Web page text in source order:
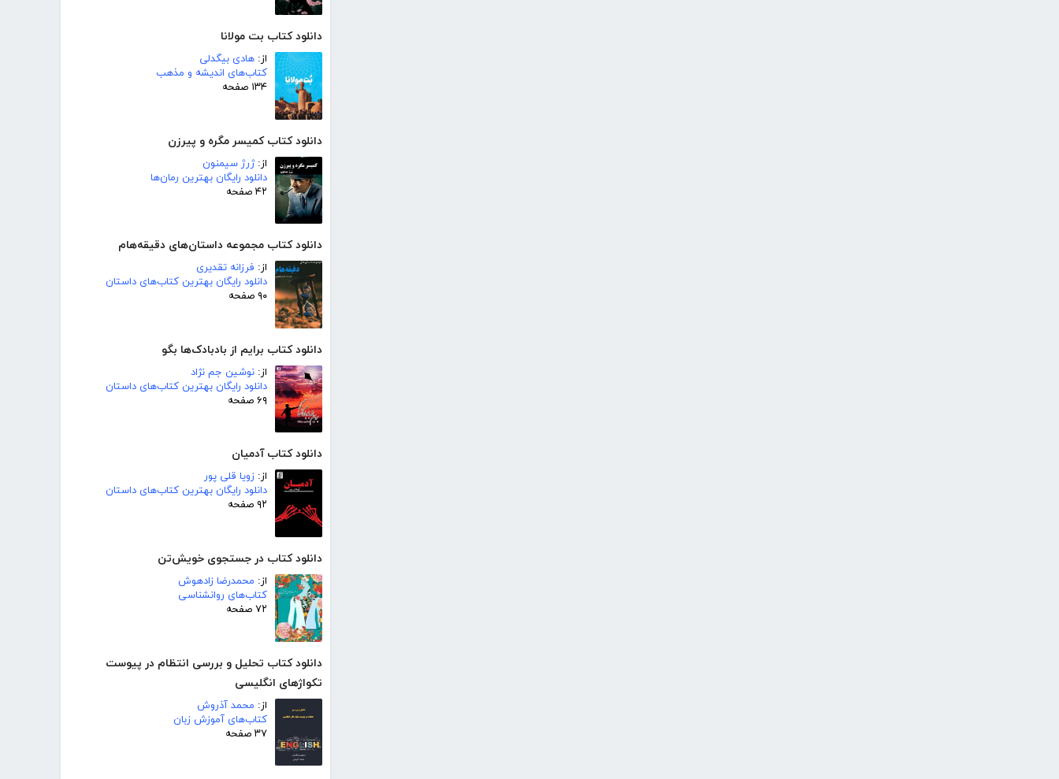
دانلود کتاب بت مولانا
از: هادی بیگدلی
کتاب‌های اندیشه و مذهب
۱۳۴ صفحه
دانلود کتاب کمیسر مگره و پیرزن
از:ژرژ سیمنون
دانلود رایگان بهترین رمان‌ها
۴۲ صفحه
دانلود کتاب مجموعه داستان‌های دقیقه‌هام
از: فرزانه تقدیری
دانلود رایگان بهترین کتاب‌های داستان
۹۰ صفحه
دانلود کتاب برایم از بادبادک‌ها بگو
از: نوشین جم نژاد
دانلود رایگان بهترین کتاب‌های داستان
۶۹ صفحه
دانلود کتاب آدمیان
از: زویا قلی پور
دانلود رایگان بهترین کتاب‌های داستان
۹۲ صفحه
دانلود کتاب در جستجوی خویش‌تن
از: محمدرضا زادهوش
کتاب‌های روانشناسی
۷۲ صفحه
دانلود کتاب تحلیل و بررسی انتظام در پیوست
تکواژهای انگلیسی
از: محمد آذروش
کتاب‌های آموزش زبان
۳۷ صفحه